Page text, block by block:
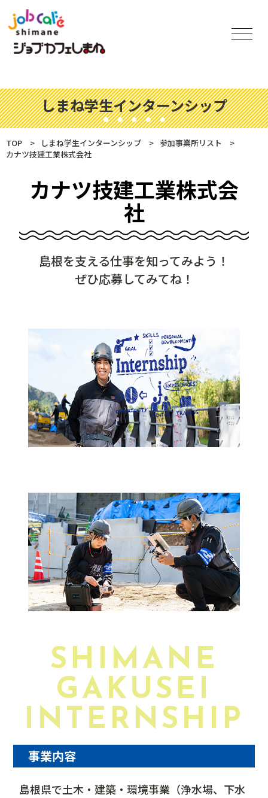
しまね学生インターンシップ
TOP しまね学生インターンシップ
参加事業所リスト
カナツ技建工業株式会社
カナツ技建工業株式会
社
島根を支える仕事を知ってみよう！
ぜひ応募してみてね！
SHIMANE
GAKUSEI
INTERNSHIP
事業内容
島根県で土木・建築・環境事業（浄水場、下水